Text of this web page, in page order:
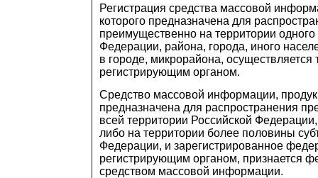
Регистрация средства массовой
которого предназначена для
преимущественно на территории одного
Федерации, района, города, иного
в городе, микрорайона,
регистрирующим органом.
Средство массовой информации,
предназначена для распространения
всей территории Российской
либо на территории более половины
Федерации, и зарегистрированное
регистрирующим органом, признается
средством массовой информации.